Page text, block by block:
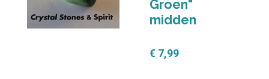
Groen"
midden
€ 7,99